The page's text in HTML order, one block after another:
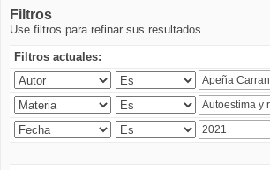
Filtros
Use filtros para refinar sus resultados.
Filtros actuales: